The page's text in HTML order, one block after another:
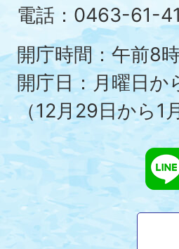
電話：0463-61-
開庁時間：午前8
開庁日：月曜日か
（12月29日から1